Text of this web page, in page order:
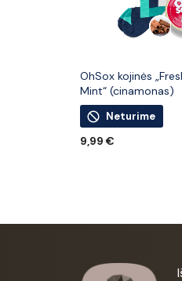
OhSox kojinės
Mint“ (cinamonas)
Neturime
9,99 €